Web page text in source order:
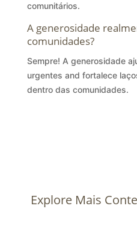
comunitários.
A generosidade
comunidades?
Sempre! A generosidade
urgentes and fortalece
dentro das comunidades.
Explore Mais